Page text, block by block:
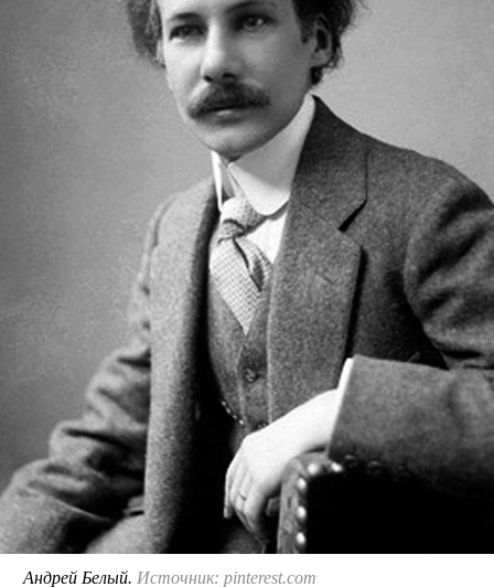
Андрей Белый. Источник: pinterest.com